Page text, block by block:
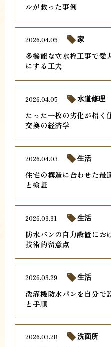
ルが救った事例
多機能な立水栓工事で愛
にする工夫
2026.04.05 家
たった一枚の劣化が招く
交換の経済学
2026.04.05 水道修理
住宅の構造に合わせた最
と検証
2026.04.03 生活
防水パンの自力設置にお
技術的留意点
2026.03.31 生活
洗濯機防水パンを自分で
と手順
2026.03.29 生活
2026.03.28 洗面所